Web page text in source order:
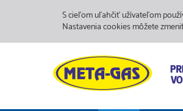
S cieľom uľahčiť užívateľom
Nastavenia cookies môžete